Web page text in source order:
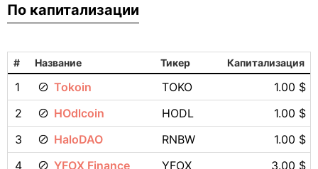
По капитализации
# Название Тикер Капитализация
1 Tokoin TOKO
1.00 $
2
HOdlcoin HODL
1.00 $
3
HaloDAO RNBW
1.00 $
4
YFOX Finance YFOX
3.00 $